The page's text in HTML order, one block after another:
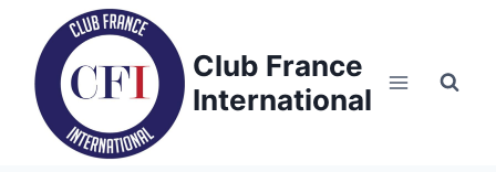
content
Club France
International